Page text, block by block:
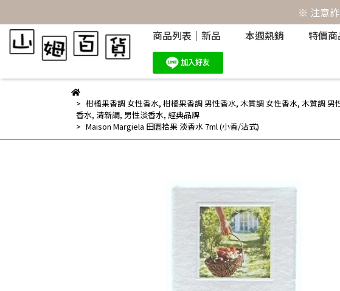
※ 注意
商品列表｜新品
本週熱銷 特價商
柑橘果香調 女性香水, 柑橘果香調 男性香水, 木質調 女性香水, 木質調 男
香水, 清新調, 男性淡香水, 經典品牌
Maison Margiela 田園拾果 淡香水 7ml (小香/沾式)